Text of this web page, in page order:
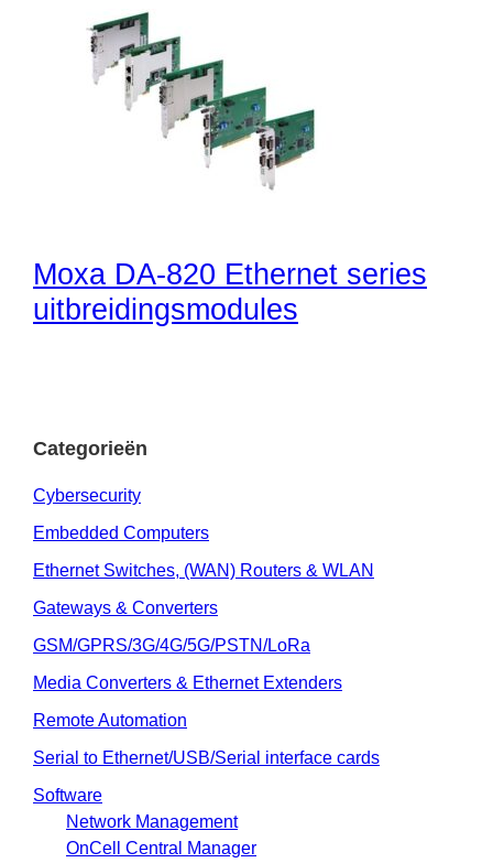
Moxa DA-820 Ethernet series
uitbreidingsmodules
Categorieën
Cybersecurity
Embedded Computers
Ethernet Switches, (WAN) Routers & WLAN
Gateways & Converters
GSM/GPRS/3G/4G/5G/PSTN/LoRa
Media Converters & Ethernet Extenders
Remote Automation
Serial to Ethernet/USB/Serial interface cards
Software
Network Management
OnCell Central Manager